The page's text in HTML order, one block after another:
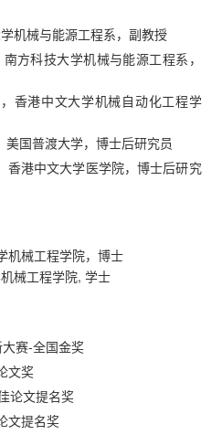
机械与能源工程系，副教授
方科技大学机械与能源工程系，
香港中文大学机械自动化工程学
国普渡大学，博士后研究员
港中文大学医学院，博士后研究
械工程学院，博士
械工程学院, 学士
赛-全国金奖
文奖
论文提名奖
文提名奖